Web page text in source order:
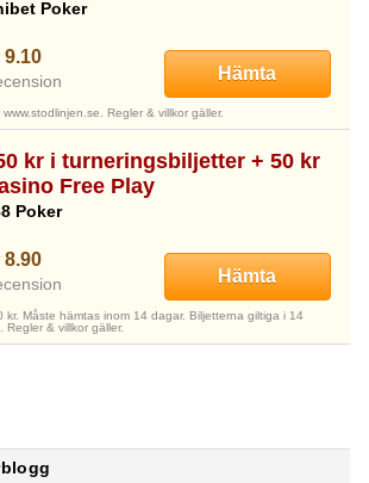
Poker
9.10
Hämta
Regler & villkor gäller.
kr i turneringsbiljetter + 50 kr
Free Play
Poker
8.90
Hämta
kr. Måste hämtas inom 14 dagar. Biljetterna giltiga i 14
& villkor gäller.